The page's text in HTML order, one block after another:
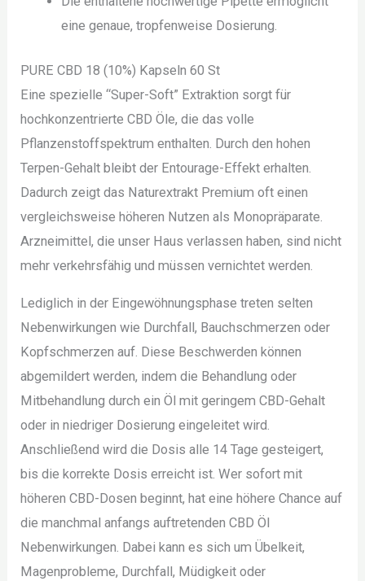
eine genaue, tropfenweise Dosierung.
PURE CBD 18 (10%) Kapseln 60 St
Eine spezielle “Super-Soft” Extraktion sorgt für
hochkonzentrierte CBD Öle, die das volle
Pflanzenstoffspektrum enthalten. Durch den hohen
Terpen-Gehalt bleibt der Entourage-Effekt erhalten.
Dadurch zeigt das Naturextrakt Premium oft einen
vergleichsweise höheren Nutzen als Monopräparate.
Arzneimittel, die unser Haus verlassen haben, sind nicht
mehr verkehrsfähig und müssen vernichtet werden.
Lediglich in der Eingewöhnungsphase treten selten
Nebenwirkungen wie Durchfall, Bauchschmerzen oder
Kopfschmerzen auf. Diese Beschwerden können
abgemildert werden, indem die Behandlung oder
Mitbehandlung durch ein Öl mit geringem CBD-Gehalt
oder in niedriger Dosierung eingeleitet wird.
Anschließend wird die Dosis alle 14 Tage gesteigert,
bis die korrekte Dosis erreicht ist. Wer sofort mit
höheren CBD-Dosen beginnt, hat eine höhere Chance auf
die manchmal anfangs auftretenden CBD Öl
Nebenwirkungen. Dabei kann es sich um Übelkeit,
Magenprobleme, Durchfall, Müdigkeit oder